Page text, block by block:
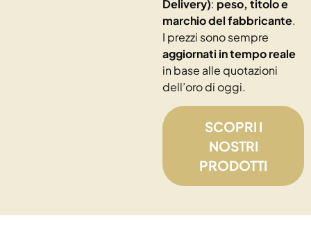
Delivery): peso, titolo e
marchio del fabbricante.
I prezzi sono sempre
aggiornati in tempo reale
in base alle quotazioni
dell’oro di oggi.
SCOPRI I
NOSTRI
PRODOTTI